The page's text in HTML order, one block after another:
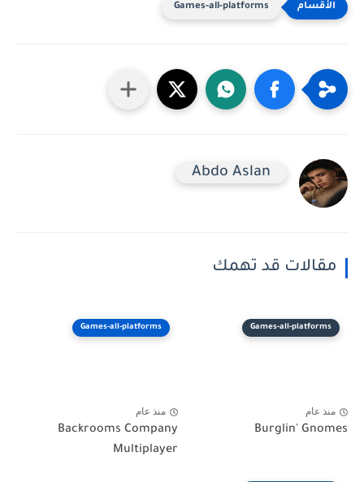
Games-all-platforms
Abdo Aslan
مقالات قد تهمك
Games-all-platforms
منذ عام
Burglin' Gnomes
Games-all-platforms
منذ عام
Backrooms Company
Multiplayer